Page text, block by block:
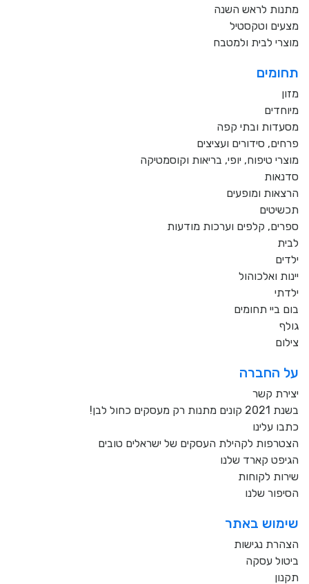
מתנות לראש השנה
מצעים וטקסטיל
מוצרי לבית ולמטבח
תחומים
מזון
מיוחדים
מסעדות ובתי קפה
פרחים, סידורים ועציצים
מוצרי טיפוח, יופי, בריאות וקוסמטיקה
סדנאות
הרצאות ומופעים
תכשיטים
ספרים, קלפים וערכות מודעות
לבית
ילדים
יינות ואלכוהול
ילדתי
בום ביי תחומים
גולף
צילום
על החברה
יצירת קשר
בשנת 2021 קונים מתנות רק מעסקים כחול לבן!
כתבו עלינו
הצטרפות לקהילת העסקים של ישראלים טובים
הגיפט קארד שלנו
שירות לקוחות
הסיפור שלנו
שימוש באתר
הצהרת נגישות
ביטול עסקה
תקנון